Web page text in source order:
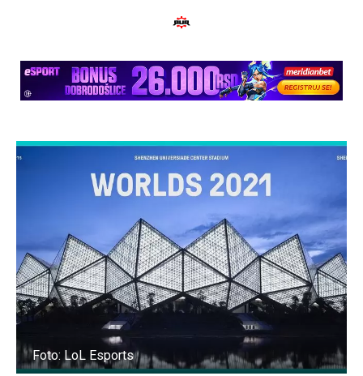
Foto: LoL Esports